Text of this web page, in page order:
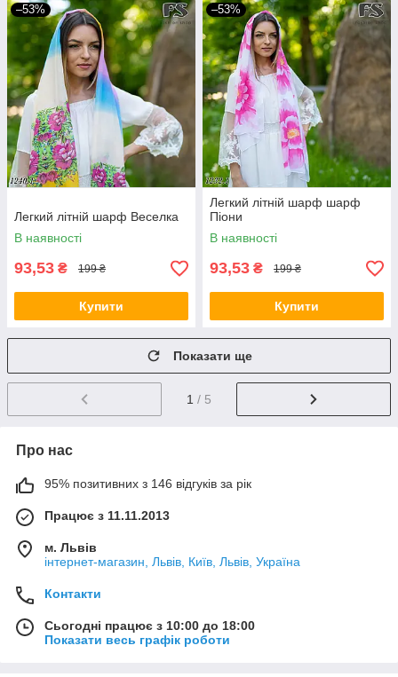
–53%
Легкий літній шарф Веселка
В наявності
93,53 ₴ 199 ₴
Купити
–53%
Легкий літній шарф шарф
Піони
В наявності
93,53 ₴ 199 ₴
Купити
Показати ще
1 / 5
Про нас
95% позитивних з 146 відгуків за рік
Працює з 11.11.2013
м. Львів
інтернет-магазин, Львів, Київ, Львів, Україна
Контакти
Сьогодні працює з 10:00 до 18:00
Показати весь графік роботи